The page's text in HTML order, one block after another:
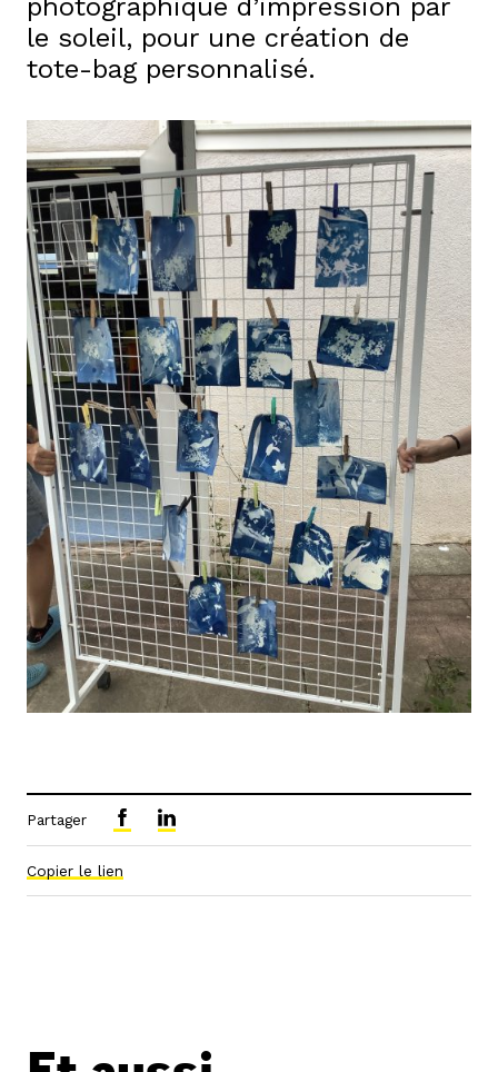
photographique d’impression par
le soleil, pour une création de
tote-bag personnalisé.
Partager
Copier le lien